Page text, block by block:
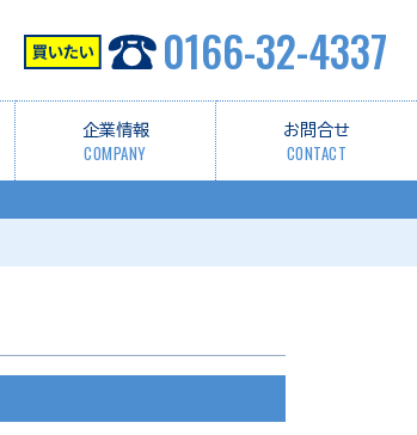
企業情報
COMPANY
お問合せ
CONTACT
0166-32-4337